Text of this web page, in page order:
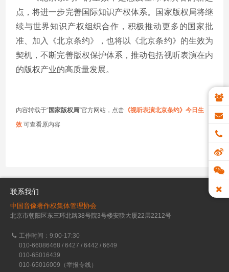
点，将进一步完善国际知识产权体系。国家版权局将继
续与世界知识产权组织合作，积极推动更多的国家批
准、加入《北京条约》，也将以《北京条约》的生效为
契机，不断完善版权保护体系，推动包括视听表演在内
的版权产业的高质量发展。
内容转载于“国家版权局”官方网站，点击 《视听表演北京条约》今日生
效 可查看原内容
联系我们
中国音像著作权集体管理协会
北京市朝阳区东三环北路38号院3号楼安联大厦22层2212号
工作时间：9:00-17:30
010-66086468 / 6427 / 6442 / 6649
010-65016439
010-65016009（举报专线）